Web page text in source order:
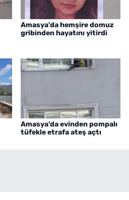
Amasya'da hemşire domuz
gribinden hayatını yitirdi
Amasya'da evinden pompalı
tüfekle etrafa ateş açtı